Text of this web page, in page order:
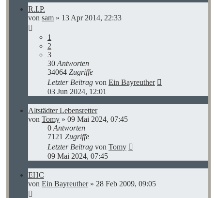
R.I.P.
von sam » 13 Apr 2014, 22:33
1
2
3
30 Antworten
34064 Zugriffe
Letzter Beitrag von Ein Bayreuther
03 Jun 2024, 12:01
Altstädter Lebensretter
von Tomy » 09 Mai 2024, 07:45
0 Antworten
7121 Zugriffe
Letzter Beitrag von Tomy
09 Mai 2024, 07:45
EHC
von Ein Bayreuther» 28 Feb 2009, 09:05